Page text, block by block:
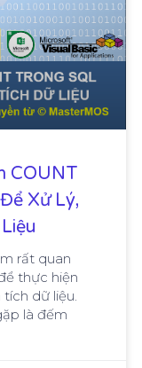
COUNT
Xử Lý,
rất quan
thực hiện
dữ liệu.
là đếm